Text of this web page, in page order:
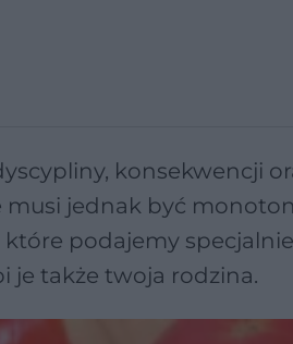
konsekwencji
jednak być
podajemy
je także twoja rodzina.